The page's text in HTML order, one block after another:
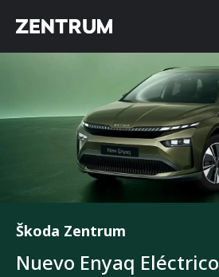
Škoda Zentrum
Nuevo Enyaq Eléctrico